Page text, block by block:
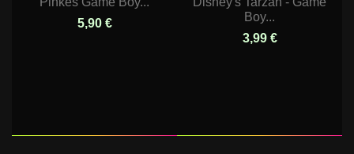
5,90 €
Boy...
3,99 €